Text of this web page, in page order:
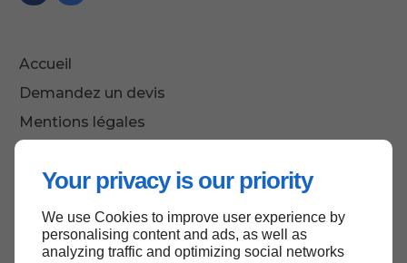
Your privacy is our priority
We use Cookies to improve user experience by
personalising content and ads, as well as
analyzing traffic and optimizing social networks
Accueil
Demandez un devis
Mentions légales
Haut de page